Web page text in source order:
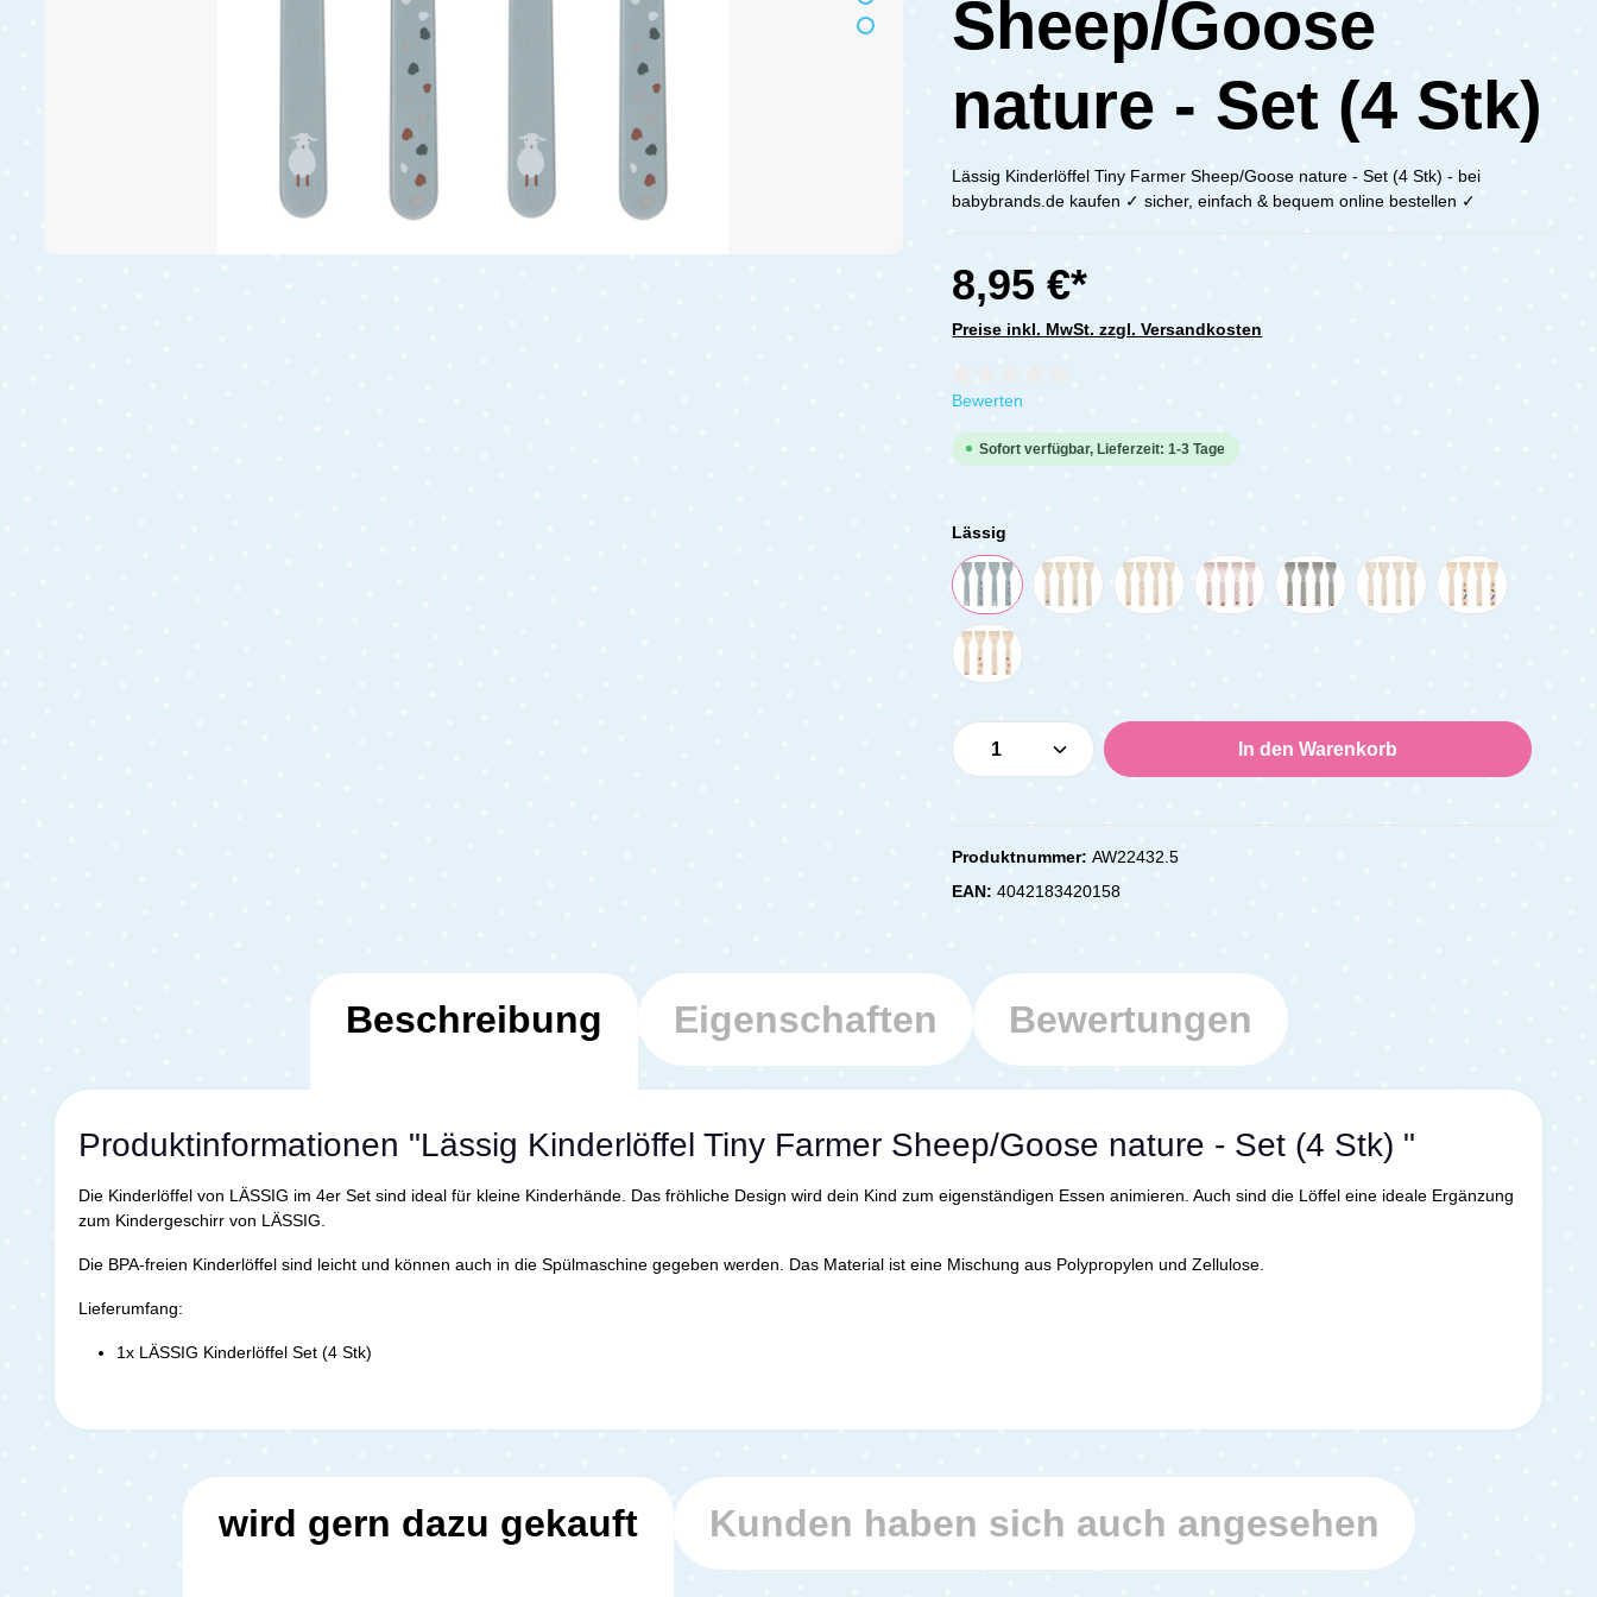
Sheep/Goose
nature - Set (4 Stk)
Lässig Kinderlöffel Tiny Farmer Sheep/Goose nature - Set (4 Stk) - bei
babybrands.de kaufen ✓ sicher, einfach & bequem online bestellen ✓
8,95 €*
Preise inkl. MwSt. zzgl. Versandkosten
Durchschnittliche Bewertung von 0 von 5 Sternen
Bewerten
Sofort verfügbar, Lieferzeit: 1-3 Tage
Lässig
Produkt Anzahl: Gib den gewünschten Wert ein
In den Warenkorb
Produktnummer:AW22432.5
EAN:4042183420158
Beschreibung Eigenschaften Bewertungen
Produktinformationen "Lässig Kinderlöffel Tiny Farmer Sheep/Goose nature - Set (4 Stk) "
Die Kinderlöffel von LÄSSIG im 4er Set sind ideal für kleine Kinderhände. Das fröhliche Design wird dein Kind zum eigenständigen Essen animieren. Auch sind die Löffel eine ideale Ergänzung
zum Kindergeschirr von LÄSSIG.
Die BPA-freien Kinderlöffel sind leicht und können auch in die Spülmaschine gegeben werden. Das Material ist eine Mischung aus Polypropylen und Zellulose.
Lieferumfang:
1x LÄSSIG Kinderlöffel Set (4 Stk)
wird gern dazu gekauft Kunden haben sich auch angesehen